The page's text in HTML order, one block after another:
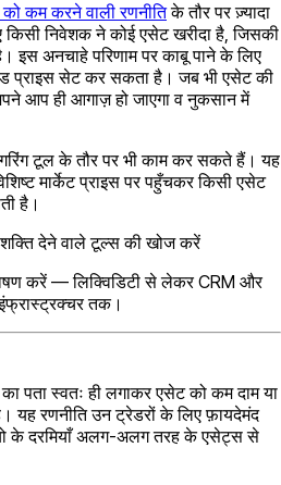
कम करने वाली रणनीतिके तौर पर ज़्यादा
किसी निवेशक ने कोई एसेट खरीदा है, जिसकी
अनचाहे परिणाम पर काबू पाने के लिए
प्राइस सेट कर सकता है। जब भी एसेट की
आप ही आगाज़ हो जाएगा व नुकसान में
टूल के तौर पर भी काम कर सकते हैं। यह
मार्केट प्राइस पर पहुँचकर किसी एसेट
है।
देने वाले टूल्स की खोज करें
करें — लिक्विडिटी से लेकर CRM और
तक।
पता स्वतः ही लगाकर एसेट को कम दाम या
यह रणनीति उन ट्रेडरों के लिए फ़ायदेमंद
के दरमियाँ अलग-अलग तरह के एसेट्स से